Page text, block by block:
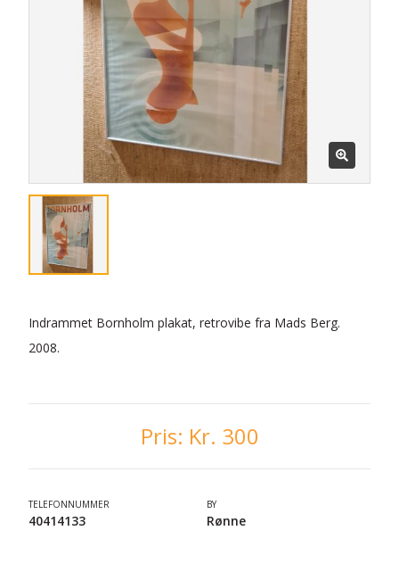
Indrammet Bornholm plakat, retrovibe fra Mads Berg.
2008.
Pris: Kr. 300
TELEFONNUMMER
40414133
BY
Rønne